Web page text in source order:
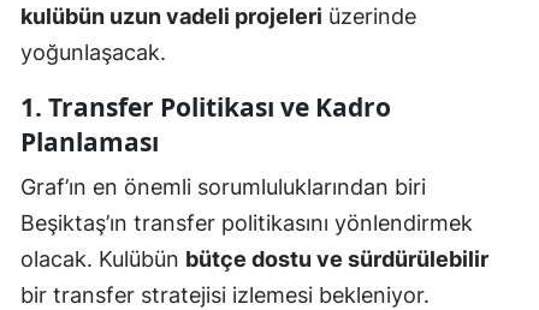
kulübün uzun vadeli projeleri üzerinde
yoğunlaşacak.
1. Transfer Politikası ve Kadro
Planlaması
Graf’ın en önemli sorumluluklarından biri
Beşiktaş’ın transfer politikasını yönlendirmek
olacak. Kulübün bütçe dostu ve sürdürülebilir
bir transfer stratejisi izlemesi bekleniyor.